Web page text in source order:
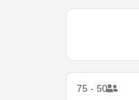
50 - 75